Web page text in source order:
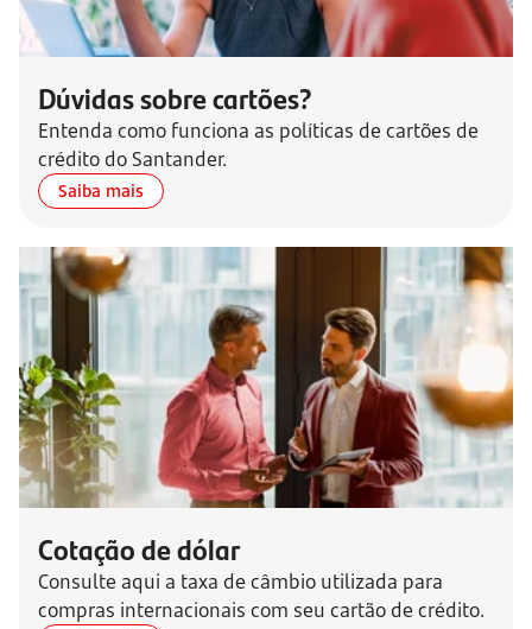
Dúvidas sobre cartões?
Entenda como funciona as políticas de cartões de
crédito do Santander.
Saiba mais
Cotação de dólar
Consulte aqui a taxa de câmbio utilizada para
compras internacionais com seu cartão de crédito.